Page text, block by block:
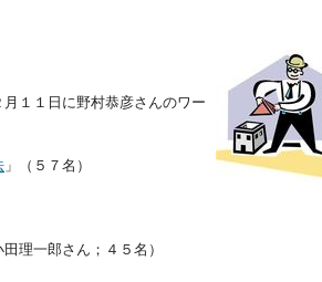
１１日に野村恭彦さんのワー
」（５７名）
田理一郎さん；４５名）